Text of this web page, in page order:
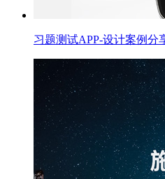
习题测试APP-设计案例分